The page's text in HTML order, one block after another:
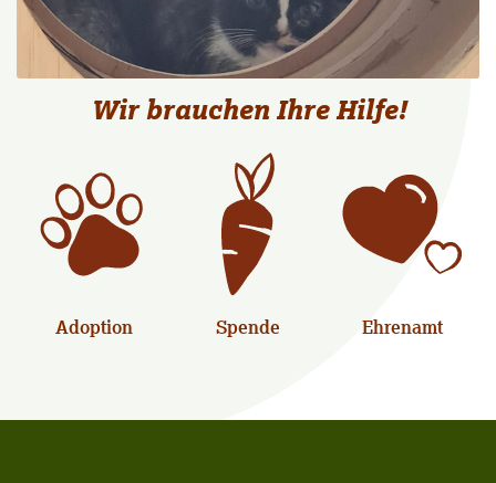
Wir brauchen Ihre Hilfe!
Adoption Spende Ehrenamt